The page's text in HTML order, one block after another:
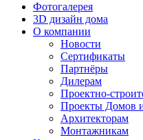
Фотогалерея
3D дизайн дома
О компании
Новости
Сертификаты
Партнёры
Дилерам
Проектно-
Проекты Домов
Архитекторам
Монтажникам